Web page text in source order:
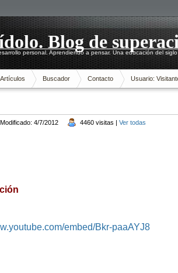
Blog de
personal. Aprendiendo a pensar. Una educación del
Artículos Buscador Contacto Usuario:
4/7/2012 4460 visitas | Ver todas
embed/Bkr-paaAYJ8